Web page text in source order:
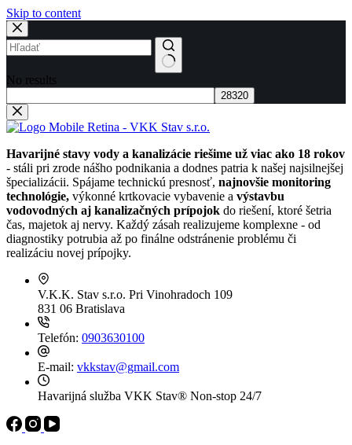
Skip to content
No results
Havarijné stavy vody a kanalizácie riešime už viac ako 18 rokov
- stáli pri zrode nášho podnikania a dodnes patria k našej najsilnejšej
špecializácii. Spájame technickú presnosť, najnovšie monitoring
technológie, výkonné krtkovacie vybavenie a výstavbu
vodovodných aj kanalizačných prípojok do riešení, ktoré šetria
čas, majetok aj nervy. Každý zásah realizujeme komplexne - od
diagnostiky potrubia až po finálne odstránenie problému či
realizáciu novej prípojky.
V.K.K. Stav s.r.o. Pri Vinohradoch 109
831 06 Bratislava
Telefón: 0903630100
E-mail: vkkstav@gmail.com
Havarijná služba VKK Stav® Non-stop 24/7